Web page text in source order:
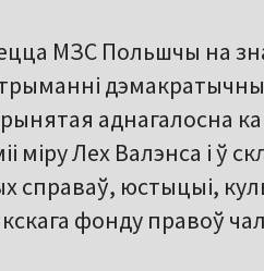
МЗС Польшчы на
аднагалосна
міру Лех Валэнса і ў
справаў, юстыцыі,
фонду правоў